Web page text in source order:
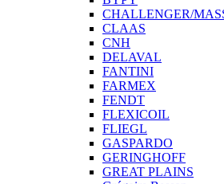
CHALLENGER/
CLAAS
CNH
DELAVAL
FANTINI
FARMEX
FENDT
FLEXICOIL
FLIEGL
GASPARDO
GERINGHOFF
GREAT PLAINS